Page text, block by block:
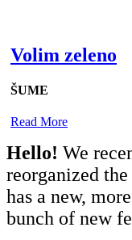
Volim zeleno
ŠUME
Read More
Hello! We
reorganized
has a new,
bunch of new